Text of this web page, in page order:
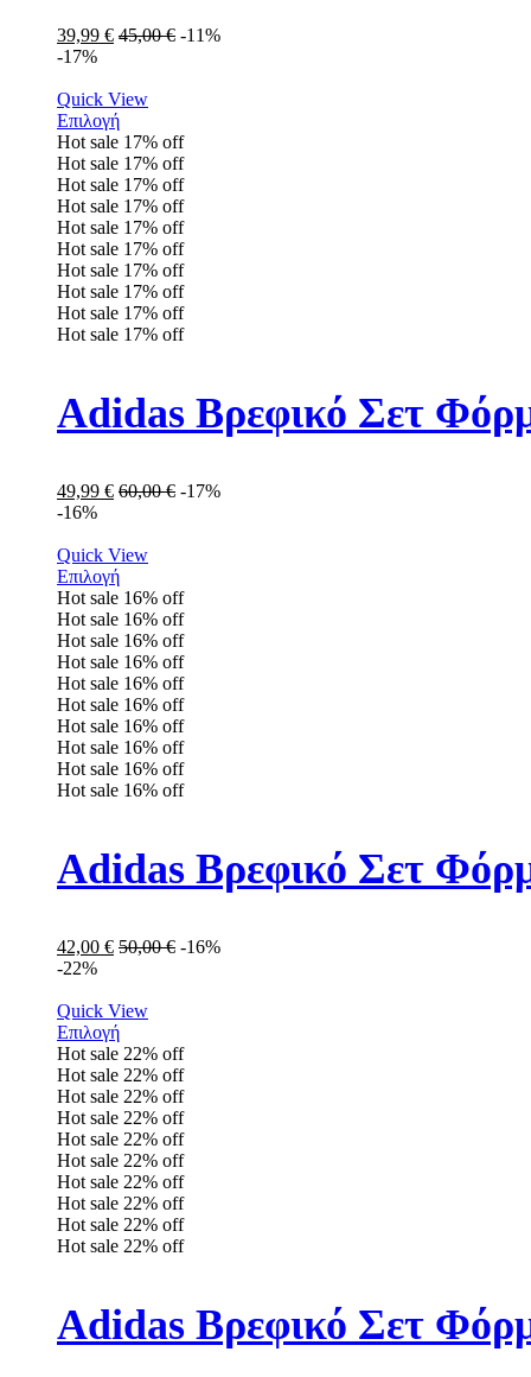
39,99 € 45,00€ -11%
-17%
Quick View
Επιλογή
Hot sale 17% off
Hot sale 17% off
Hot sale 17% off
Hot sale 17% off
Hot sale 17% off
Hot sale 17% off
Hot sale 17% off
Hot sale 17% off
Hot sale 17% off
Hot sale 17% off
Adidas Βρεφικό Σετ
49,99 € 60,00€ -17%
-16%
Quick View
Επιλογή
Hot sale 16% off
Hot sale 16% off
Hot sale 16% off
Hot sale 16% off
Hot sale 16% off
Hot sale 16% off
Hot sale 16% off
Hot sale 16% off
Hot sale 16% off
Hot sale 16% off
Adidas Βρεφικό Σετ
42,00 € 50,00€ -16%
-22%
Quick View
Επιλογή
Hot sale 22% off
Hot sale 22% off
Hot sale 22% off
Hot sale 22% off
Hot sale 22% off
Hot sale 22% off
Hot sale 22% off
Hot sale 22% off
Hot sale 22% off
Hot sale 22% off
Adidas Βρεφικό Σετ